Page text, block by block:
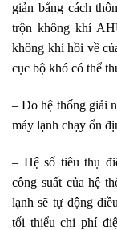
giản bằng cách
trộn không khí
không khí hồi về
cục bộ khó có thể
– Do hệ thống giải
máy lạnh chạy ổn
– Hệ số tiêu thụ
công suất của hệ
lạnh sẽ tự động
tối thiểu chi phí